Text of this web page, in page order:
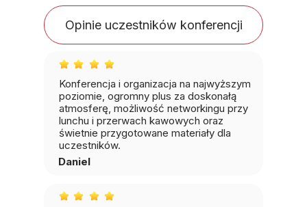
Opinie uczestników konferencji
Konferencja i organizacja na najwyższym
poziomie, ogromny plus za doskonałą
atmosferę, możliwość networkingu przy
lunchu i przerwach kawowych oraz
świetnie przygotowane materiały dla
uczestników.
Daniel